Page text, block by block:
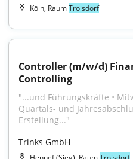
Köln, RaumTroisdorf
Controller (m/w/d)
Controlling
"...und Führungskräfte •
Quartals- und
Erstellung..."
Trinks GmbH